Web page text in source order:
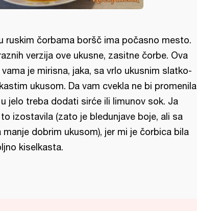
ruskim čorbama boršč ima počasno mesto.
verzija ove ukusne, zasitne čorbe. Ova
je mirisna, jaka, sa vrlo ukusnim slatko-
ukusom. Da vam cvekla ne bi promenila
jelo treba dodati sirće ili limunov sok. Ja
izostavila (zato je bledunjave boje, ali sa
manje dobrim ukusom), jer mi je čorbica bila
kiselkasta.